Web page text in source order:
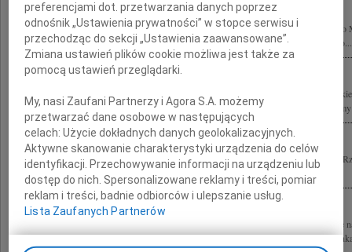
Rodzinie i Bliskim Prezydenta Rzeczypospolitej Polskiej Lecha Kaczyńskiego
oraz Rodzinom Ofiar katastrofy lotniczej pod Smoleńskiem wyrazy najszczerszego...
Głęboko poruszeni śmiercią Prezydenta Rzeczypospolitej Polskiej Lecha
Kaczyńskiej oraz wszystkich Ofiar tragicznej katastrofy pod Smoleńskiem
Z ogromnym bólem i żalem przyjąłem wiadomość o tragicznej śmierci Prezydenta
Kaczyńskiego oraz Jego Małżonki a także wszystkich Członków Delegacji...
10 kwietnia 2010 roku w katastrofie lotniczej pod Smoleńskiem zginęli udający się
katyńskiej Prezydent Rzeczypospolitej Polskiej prof. Lech Kaczyński Jego
preferencjami dot. przetwarzania danych poprzez
odnośnik „Ustawienia prywatności” w stopce serwisu i
przechodząc do sekcji „Ustawienia zaawansowane”.
Zmiana ustawień plików cookie możliwa jest także za
pomocą ustawień przeglądarki.
My, nasi Zaufani Partnerzy i Agora S.A. możemy
przetwarzać dane osobowe w następujących
celach:Użycie dokładnych danych geolokalizacyjnych.
Aktywne skanowanie charakterystyki urządzenia do celów
identyfikacji. Przechowywanie informacji na urządzeniu lub
dostęp do nich. Spersonalizowane reklamy i treści, pomiar
reklam i treści, badnie odbiorców i ulepszanie usług.
Lista Zaufanych Partnerów